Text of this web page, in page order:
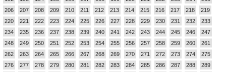
206
207 208 209 210 211 212 213 214 215 216 217 218
219
220
221 222 223 224 225 226 227 228 229 230 231 232
233
234
235 236 237 238 239 240 241 242 243 244 245 246
247
248
249 250 251 252 253 254 255 256 257 258 259 260
261
262
263 264 265 266 267 268 269 270 271 272 273 274
275
276
277 278 279 280 281 282 283 284 285 286 287 288
289